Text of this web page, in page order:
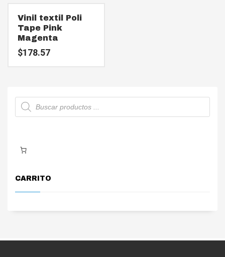
Vinil textil Poli
Tape Pink
Magenta
$178.57
Búsqueda
de
productos
CARRITO